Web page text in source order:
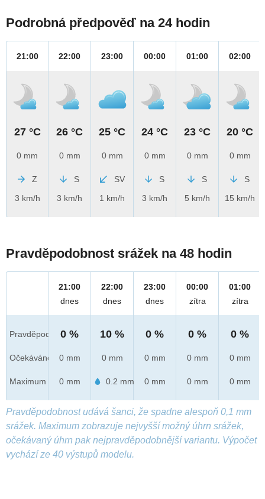
Podrobná předpověď na 24 hodin
21:00
27 °C
0 mm
Z
3 km/h
22:00
26 °C
0 mm
S
3 km/h
23:00
25 °C
0 mm
SV
1 km/h
00:00
24 °C
0 mm
S
3 km/h
01:00
23 °C
0 mm
S
5 km/h
02:00
20 °C
0 mm
S
15 km/h
Pravděpodobnost srážek na 48 hodin
Pravděpod.
Očekáváno
Maximum
21:00
dnes
0 %
0 mm
0 mm
22:00
dnes
10 %
0 mm
0.2 mm
23:00
dnes
0 %
0 mm
0 mm
00:00
zítra
0 %
0 mm
0 mm
01:00
zítra
0 %
0 mm
0 mm
Pravděpodobnost udává šanci, že spadne alespoň 0,1 mm
srážek. Maximum zobrazuje nejvyšší možný úhrn srážek,
očekávaný úhrn pak nejpravděpodobnější variantu. Výpočet
vychází ze 40 výstupů modelu.